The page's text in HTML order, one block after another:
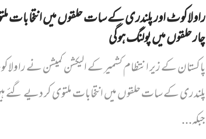
راولاکوٹ اور پلندری کے سات حلقوں میں انتخابات
چار حلقوں میں پولنگ ہوگی
پاکستان کے زیر انتظام کشمیر کے الیکشن کمیشن نے
پلندری کے سات حلقوں میں انتخابات ملتوی کر دیے گئے
جبکہ...